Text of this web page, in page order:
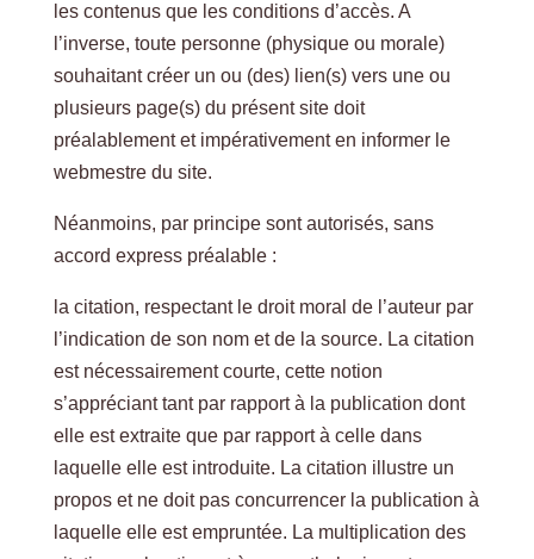
les contenus que les conditions d’accès. A
l’inverse, toute personne (physique ou morale)
souhaitant créer un ou (des) lien(s) vers une ou
plusieurs page(s) du présent site doit
préalablement et impérativement en informer le
webmestre du site.
Néanmoins, par principe sont autorisés, sans
accord express préalable :
la citation, respectant le droit moral de l’auteur par
l’indication de son nom et de la source. La citation
est nécessairement courte, cette notion
s’appréciant tant par rapport à la publication dont
elle est extraite que par rapport à celle dans
laquelle elle est introduite. La citation illustre un
propos et ne doit pas concurrencer la publication à
laquelle elle est empruntée. La multiplication des